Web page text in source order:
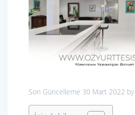
Son Güncelleme 30 Mart 2022 by